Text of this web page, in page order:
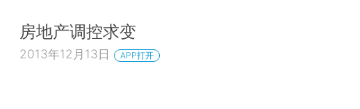
房地产调控求变
2013年12月13日 APP打开